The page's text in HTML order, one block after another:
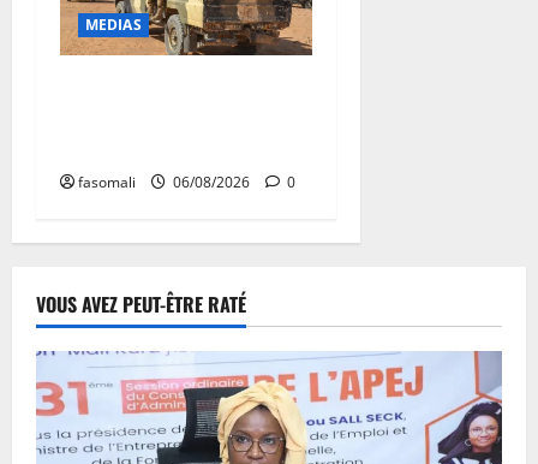
MEDIAS
fasomali 06/08/2026 0
VOUS AVEZ PEUT-ÊTRE RATÉ